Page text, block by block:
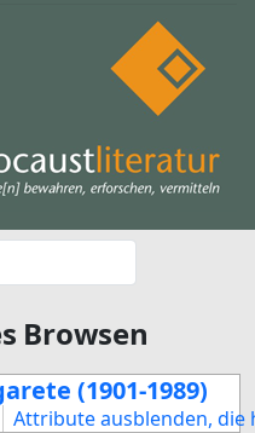
Browsen
(1901-1989)
Attribute ausblenden, die